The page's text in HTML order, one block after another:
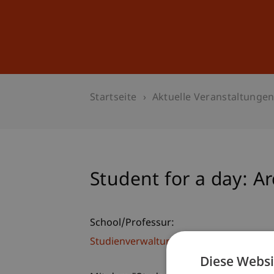
Startseite Aktuelle Veranstaltungen
Student for a day:
School/Professur:
Studienverwaltung
Diese